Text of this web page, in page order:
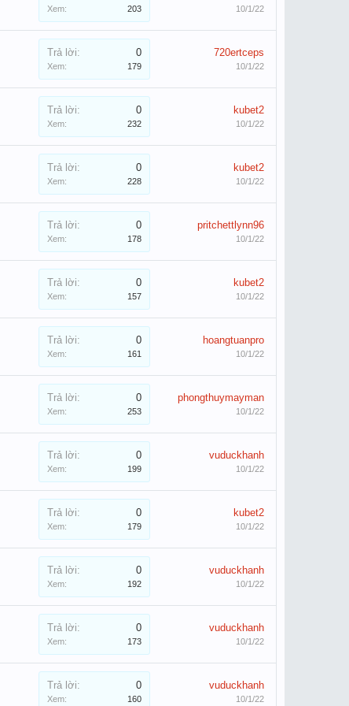
Xem: 203 10/1/22
Trả lời: 0
Xem: 179
720ertceps
10/1/22
Trả lời: 0
Xem: 232
kubet2
10/1/22
Trả lời: 0
Xem: 228
kubet2
10/1/22
Trả lời: 0
Xem: 178
pritchettlynn96
10/1/22
Trả lời: 0
Xem: 157
kubet2
10/1/22
Trả lời: 0
Xem: 161
hoangtuanpro
10/1/22
Trả lời: 0
Xem: 253
phongthuymayman
10/1/22
Trả lời: 0
Xem: 199
vuduckhanh
10/1/22
Trả lời: 0
Xem: 179
kubet2
10/1/22
Trả lời: 0
Xem: 192
vuduckhanh
10/1/22
Trả lời: 0
Xem: 173
vuduckhanh
10/1/22
Trả lời: 0
Xem: 160
vuduckhanh
10/1/22